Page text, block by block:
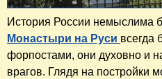
История России немыслима
Монастыри на Руси всегда
форпостами, они духовно и
врагов. Глядя на постройки